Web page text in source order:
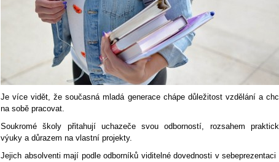
Je více vidět, že současná mladá generace chápe důležitost vzdělání a
na sobě pracovat.
Soukromé školy přitahují uchazeče svou odborností, rozsahem
výuky a důrazem na vlastní projekty.
Jejich absolventi mají podle odborníků viditelné dovednosti v sebeprezentaci